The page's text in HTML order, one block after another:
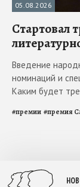
05.08.2026
Стартовал
Введение
номинаций и
Каким будет
#премии #премия